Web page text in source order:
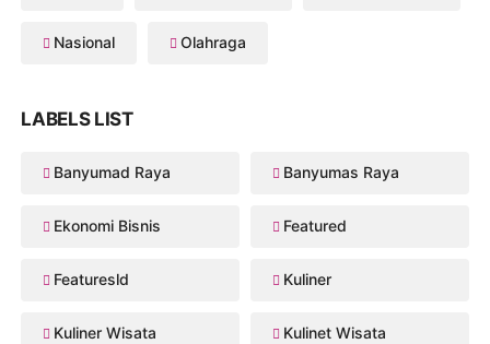
Nasional Olahraga
LABELS LIST
Banyumad Raya Banyumas Raya
Ekonomi Bisnis Featured
Featuresld Kuliner
Kuliner Wisata Kulinet Wisata